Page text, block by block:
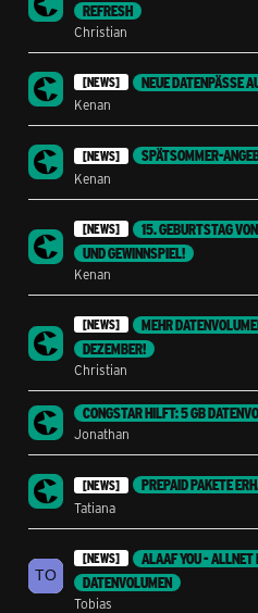
REFRESH
Christian
[NEWS]
NEUE DATENPÄSSE
Kenan
[NEWS]
SPÄTSOMMER-
Kenan
[NEWS]
15. GEBURTSTAG
UND GEWINNSPIEL!
Kenan
[NEWS]
MEHR
DEZEMBER!
Christian
CONGSTAR HILFT: 5 GB
Jonathan
[NEWS]
PREPAID PAKETE
Tatiana
[NEWS]
ALAAF YOU -
DATENVOLUMEN
Tobias